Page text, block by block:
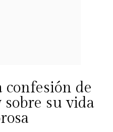
confesión de
sobre su vida